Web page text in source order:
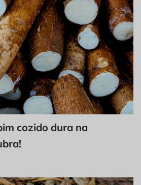
cozido dura na